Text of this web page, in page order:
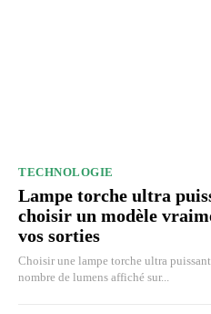
TECHNOLOGIE
Lampe torche ultra
choisir un modèle
vos sorties
Choisir une lampe torche ultra
nombre de lumens affiché sur...